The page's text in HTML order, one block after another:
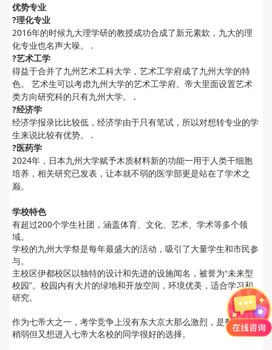
优势专业
?理化专业
2016年的时候九大理学研的教授成功合成了新元素欽，九大的理
化专业也名声大噪。 .
?艺术工学
得益于合并了九州艺术工科大学，艺术工学府成了九州大学的特
色。 艺术生可以考虑九州大学的艺术工学府。帝大里面设置艺术
类方向研究科的只有九州大学。 .
?经济学
经济学报录比比较低，经济学由于只有笔试，所以对想转专业的学
生来说比较有优势。 .
?医药学
2024年，日本九州大学赋予木质材料新的功能一用于人类干细胞
培养，相关研究已发表，让本就不弱的医学部更是站在了学术之
巅。
学校特色
有超过200个学生社团，涵盖体育、文化、艺术、学术等多个领
域。
学校的九州大学祭是每年最盛大的活动，吸引了大量学生和市民参
与。
主校区伊都校区以独特的设计和先进的设施闻名，被誉为“未来型
校园”。校园内有大片的绿地和开放空间，环境优美，适合学习和
研究。
作为七帝大之一，考学竞争上没有东大京大那么激烈，是整体实力
稍弱但又想进入七帝大名校的同学很好的选择。